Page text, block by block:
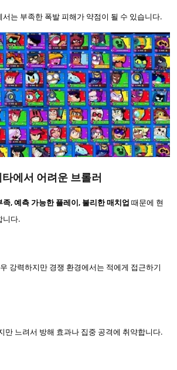
는 부족한 폭발 피해가 약점이 될 수 있습니다.
타에서 어려운 브롤러
족, 예측 가능한 플레이, 불리한 매치업 때문에 현
니다.
강력하지만 경쟁 환경에서는 적에게 접근하기
만 느려서 방해 효과나 집중 공격에 취약합니다.